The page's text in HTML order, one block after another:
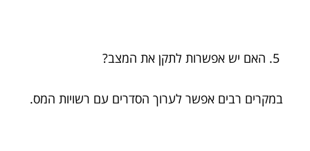
האם יש אפשרות לתקן את המצב?
במקרים רבים אפשר לערוך הסדרים עם רשויות המס.